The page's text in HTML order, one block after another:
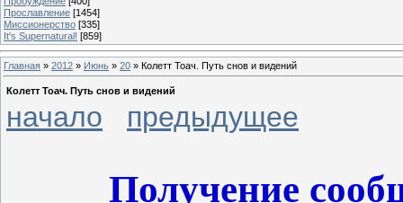
Прославление [1454]
Миссионерство [335]
It's Supernatural! [859]
Главная » 2012 » Июнь » 20 » Колетт Toач. Путь снов и видений
Колетт Toач. Путь снов и видений
начало предыдущее
Получение